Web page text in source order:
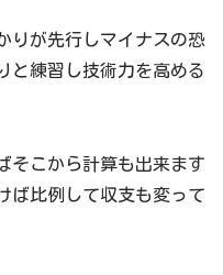
りが先行しマイナスの恐
と練習し技術力を高める
そこから計算も出来ます
ば比例して収支も変って